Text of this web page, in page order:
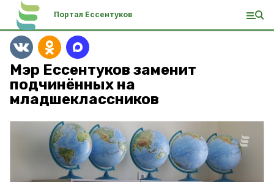
Портал Ессентуков
Мэр Ессентуков заменит
подчинённых на
младшеклассников